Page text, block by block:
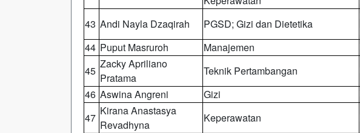
43 Andi Nayla Dzaqirah PGSD; Gizi dan Dietetika
44 Puput Masruroh Manajemen
45
Zacky Apriliano
Pratama
Teknik Pertambangan
46 Aswina Angreni Gizi
47
Kirana Anastasya
Revadhyna
Keperawatan